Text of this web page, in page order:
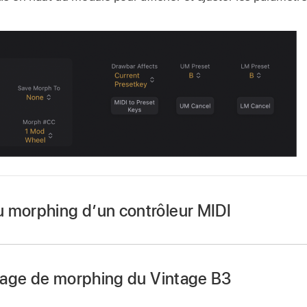
d’un contrôleur MIDI
le paramètre est attribué au premier message de
de morphing du Vintage B3